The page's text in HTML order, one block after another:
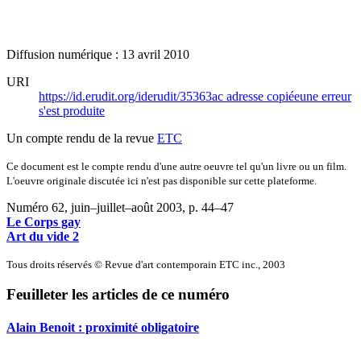
Diffusion numérique : 13 avril 2010
URI
https://id.erudit.org/iderudit/35363ac adresse copiéeune erreur
s'est produite
Un compte rendu de la revue ETC
Ce document est le compte rendu d'une autre oeuvre tel qu'un livre ou un film.
L'oeuvre originale discutée ici n'est pas disponible sur cette plateforme.
Numéro 62, juin–juillet–août 2003, p. 44–47
Le Corps gay
Art du vide 2
Tous droits réservés © Revue d'art contemporain ETC inc., 2003
Feuilleter les articles de ce numéro
Alain Benoit : proximité obligatoire